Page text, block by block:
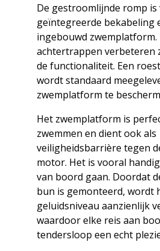
De gestroomlijnde romp is
geïntegreerde bekabeling
ingebouwd zwemplatform.
achtertrappen verbeteren
de functionaliteit. Een
wordt standaard
zwemplatform te
Het zwemplatform is
zwemmen en dient ook als
veiligheidsbarrière tegen
motor. Het is vooral
van boord gaan. Doordat
bun is gemonteerd, wordt
geluidsniveau aanzienlijk
waardoor elke reis aan
tendersloop een echt